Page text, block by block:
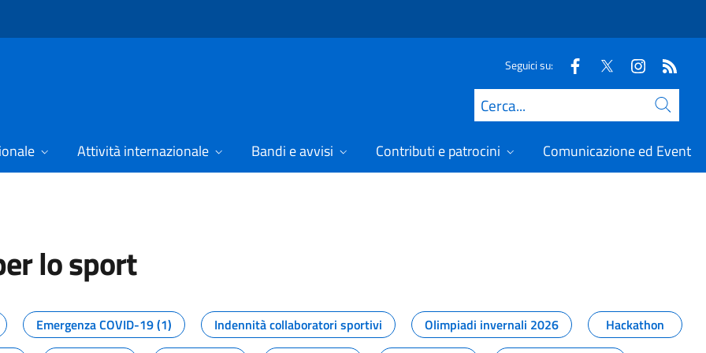
Seguici su:
Cerca
Attività internazionale Bandi e avvisi Contributi e patrocini Comunicazione ed Eventi
lo sport
dal Dipartimento per lo sport
Emergenza COVID-19 (1) Indennità collaboratori sportivi Olimpiadi invernali 2026
Hackathon